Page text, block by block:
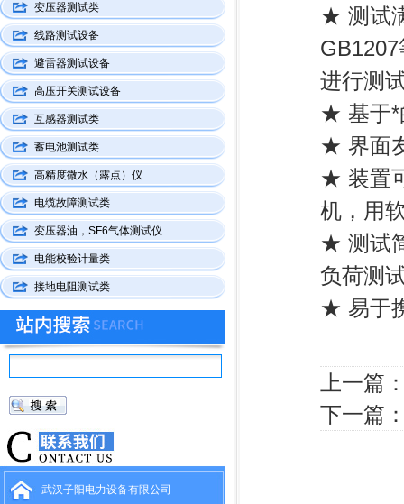
★ 测试
进行测
★ 基于*
★ 界面
★ 装置
机，用
★ 测试
负荷测
★ 易于
上一篇
下一篇
变压器测试类
线路测试设备
避雷器测试设备
高压开关测试设备
互感器测试类
蓄电池测试类
高精度微水（露点）仪
电缆故障测试类
变压器油，SF6气体测试仪
电能校验计量类
接地电阻测试类
武汉子阳电力设备有限公司